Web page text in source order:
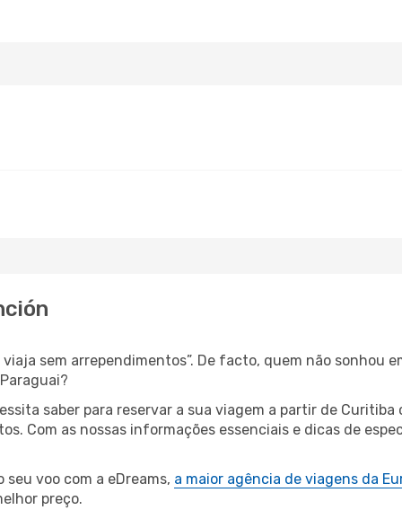
sem arrependimentos”. De facto, quem não sonhou
saber para reservar a sua viagem a partir de
Com as nossas informações essenciais e dicas de
voo com a eDreams, a maior agência de viagens da
preço.